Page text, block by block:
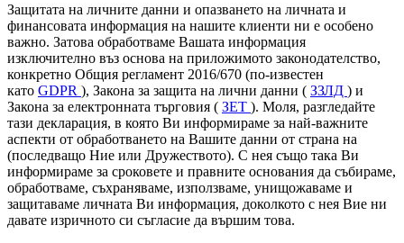
Защитата на личните данни и опазването на личната и
финансовата информация на нашите клиенти ни е особено
важно. Затова обработваме Вашата информация
изключително въз основа на приложимото законодателство,
конкретно Общия регламент 2016/670 (по-известен
като GDPR ), Закона за защита на лични данни ( ЗЗЛД ) и
Закона за електронната търговия ( ЗЕТ ). Моля, разгледайте
тази декларация, в която Ви информираме за най-важните
аспекти от обработването на Вашите данни от страна на
(последващо Ние или Дружеството). С нея също така Ви
информираме за сроковете и правните основания да събираме,
обработваме, съхраняваме, използваме, унищожаваме и
защитаваме личната Ви информация, доколкото с нея Вие ни
давате изричното си съгласие да вършим това.